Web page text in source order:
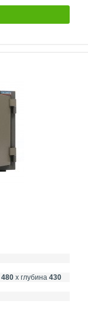
480 х глубина 430